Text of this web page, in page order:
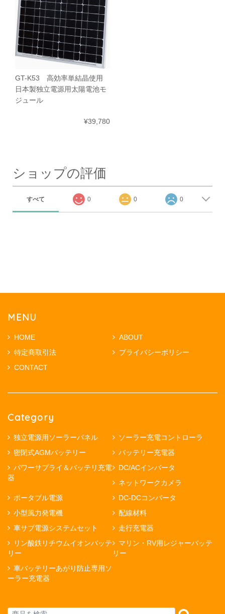
GT-K53 高効率単結晶使用
日本製独立電源用太陽電池モ
ジュール
¥39,780
ショップの評価
すべて 0 0 0
MENU
HOME
ABOUT
特定商取引法
プライバシーポリシー
CONTACT
Category
独立電源用ソーラーパネル
ソーラー充電コントローラ
密閉式AGMバッテリー
バッテリー充電器
パワーサプライ＆バッテリ充電
器
DC/ACインバータ
ネットワークカメラ
ポータブル電源
DC-DCコンバータ
小型風力発電機
配線材料
車サブ電源システムセット
走行充電器
リン酸鉄リチウムイオンバッテ
リー
マリン・RV用レジャーバッテ
リー
車バッテリーあがり防止専用ソ
ーラー充電器